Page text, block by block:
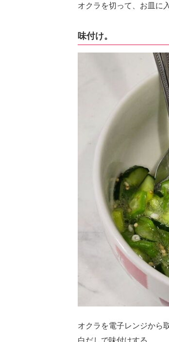
オクラを切って、お皿に
味付け。
オクラを電子レンジから
白だしで味付けする。